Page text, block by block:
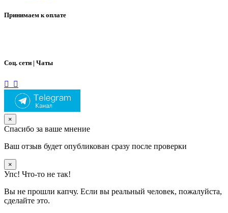
Принимаем к оплате
Соц. сети | Чаты
×
Спасибо за ваше мнение
Ваш отзыв будет опубликован сразу после проверки
×
Упс! Что-то не так!
Вы не прошли капчу. Если вы реальный человек, пожалуйста,
сделайте это.